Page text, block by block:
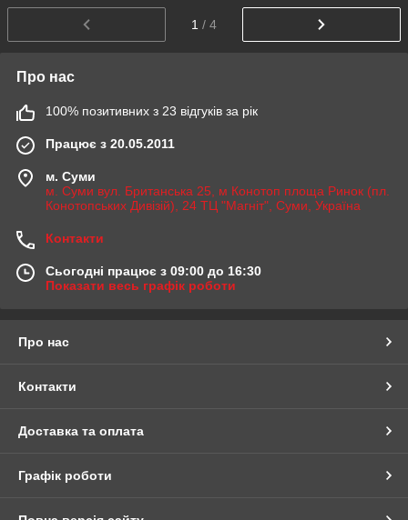
1 / 4
Про нас
100% позитивних з 23 відгуків за рік
Працює з 20.05.2011
м. Суми
м. Суми вул. Британська 25, м Конотоп площа Ринок (пл.
Конотопських Дивізій), 24 ТЦ "Магніт", Суми, Україна
Контакти
Сьогодні працює з 09:00 до 16:30
Показати весь графік роботи
Про нас
Контакти
Доставка та оплата
Графік роботи